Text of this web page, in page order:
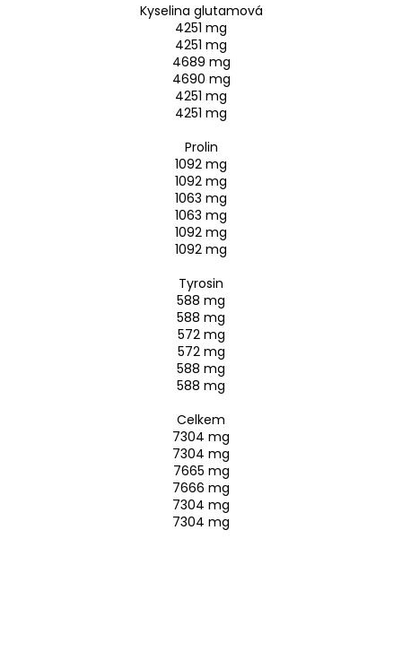
Kyselina glutamová
4251 mg
4251 mg
4689 mg
4690 mg
4251 mg
4251 mg
Prolin
1092 mg
1092 mg
1063 mg
1063 mg
1092 mg
1092 mg
Tyrosin
588 mg
588 mg
572 mg
572 mg
588 mg
588 mg
Celkem
7304 mg
7304 mg
7665 mg
7666 mg
7304 mg
7304 mg